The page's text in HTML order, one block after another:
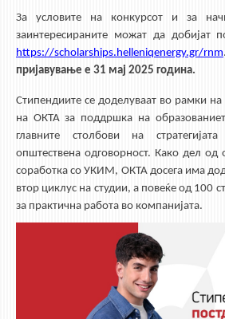
За условите на конкурсот и за
заинтересираните можат да добијат
https://scholarships.helleniqenergy.gr/rnm
пријавување е 31 мај 2025 година.
Стипендиите се доделуваат во рамки
на ОКТА за поддршка на
главните столбови на
општествена одговорност. Како дел од
соработка со УКИМ, ОКТА досега има
втор циклус на студии, а повеќе од 100
за практична работа во компанијата.